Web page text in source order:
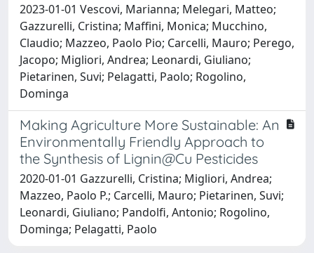
2023-01-01 Vescovi, Marianna; Melegari, Matteo;
Gazzurelli, Cristina; Maffini, Monica; Mucchino,
Claudio; Mazzeo, Paolo Pio; Carcelli, Mauro; Perego,
Jacopo; Migliori, Andrea; Leonardi, Giuliano;
Pietarinen, Suvi; Pelagatti, Paolo; Rogolino,
Dominga
Making Agriculture More Sustainable: An
Environmentally Friendly Approach to
the Synthesis of Lignin@Cu Pesticides
2020-01-01 Gazzurelli, Cristina; Migliori, Andrea;
Mazzeo, Paolo P.; Carcelli, Mauro; Pietarinen, Suvi;
Leonardi, Giuliano; Pandolfi, Antonio; Rogolino,
Dominga; Pelagatti, Paolo